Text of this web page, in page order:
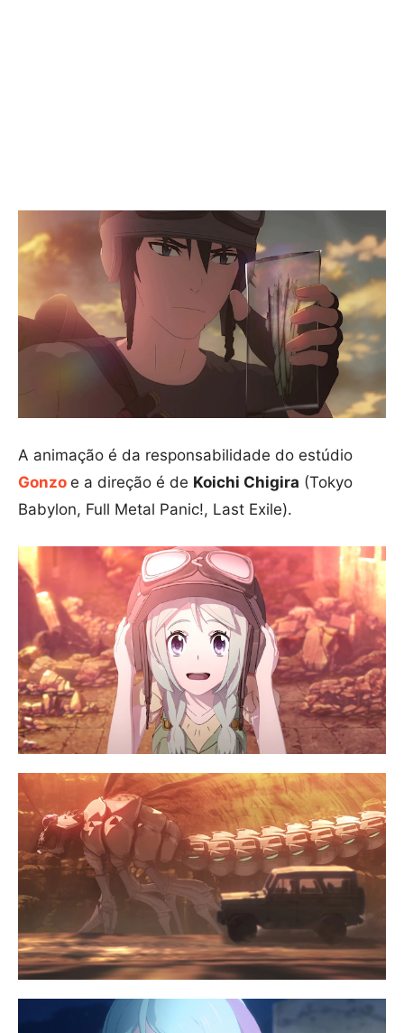
A animação é da responsabilidade do estúdio
Gonzo e a direção é de Koichi Chigira (Tokyo
Babylon, Full Metal Panic!, Last Exile).